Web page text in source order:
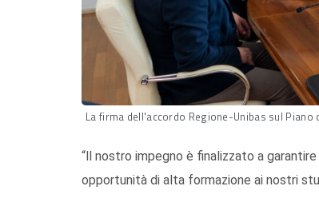
La firma dell'accordo Regione-Unibas sul Piano
“ll nostro impegno è finalizzato a
opportunità di alta formazione ai nostri